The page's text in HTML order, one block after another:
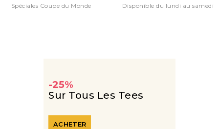
Spéciales Coupe du Monde Disponible du lundi au samedi
-25%
Sur Tous Les Tees
ACHETER